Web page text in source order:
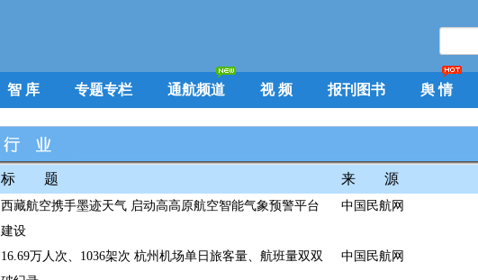
智 库 专题专栏 通航频道 视 频 报刊图书 舆 情
标 题 来 源
西藏航空携手墨迹天气 启动高高原航空智能气象预警平台
建设
中国民航网
16.69万人次、1036架次 杭州机场单日旅客量、航班量双双
中国民航网